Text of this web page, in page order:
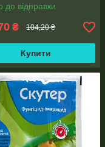
до відправки
₴ 104,20 ₴
Купити